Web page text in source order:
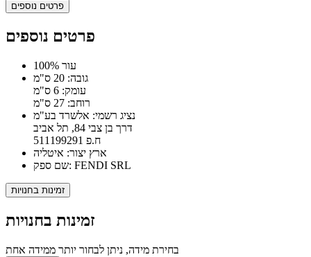
פרטים נוספים
פרטים נוספים
100% עור
גובה: 20 ס"מ
עומק: 6 ס"מ
רוחב: 27 ס"מ
נציג רשמי: אלשרד בע"מ
דרך בן צבי 84, תל אביב
ח.פ 511199291
ארץ יצור: איטליה
שם ספק: FENDI SRL
זמינות בחנויות
זמינות בחנויות
בחירת מידה, ניתן לבחור יותר ממידה אחת